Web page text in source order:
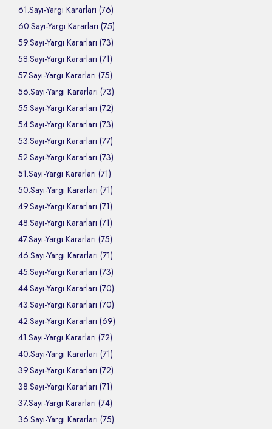
61.Sayı-Yargı Kararları (76)
60.Sayı-Yargı Kararları (75)
59.Sayı-Yargı Kararları (73)
58.Sayı-Yargı Kararları (71)
57.Sayı-Yargı Kararları (75)
56.Sayı-Yargı Kararları (73)
55.Sayı-Yargı Kararları (72)
54.Sayı-Yargı Kararları (73)
53.Sayı-Yargı Kararları (77)
52.Sayı-Yargı Kararları (73)
51.Sayı-Yargı Kararları (71)
50.Sayı-Yargı Kararları (71)
49.Sayı-Yargı Kararları (71)
48.Sayı-Yargı Kararları (71)
47.Sayı-Yargı Kararları (75)
46.Sayı-Yargı Kararları (71)
45.Sayı-Yargı Kararları (73)
44.Sayı-Yargı Kararları (70)
43.Sayı-Yargı Kararları (70)
42.Sayı-Yargı Kararları (69)
41.Sayı-Yargı Kararları (72)
40.Sayı-Yargı Kararları (71)
39.Sayı-Yargı Kararları (72)
38.Sayı-Yargı Kararları (71)
37.Sayı-Yargı Kararları (74)
36.Sayı-Yargı Kararları (75)